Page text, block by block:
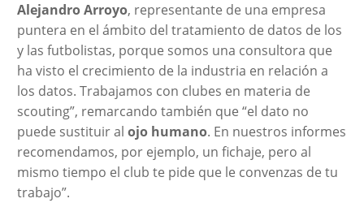
Alejandro Arroyo, representante de una empresa
puntera en el ámbito del tratamiento de datos de los
y las futbolistas, porque somos una consultora que
ha visto el crecimiento de la industria en relación a
los datos. Trabajamos con clubes en materia de
scouting”, remarcando también que “el dato no
puede sustituir al ojo humano. En nuestros informes
recomendamos, por ejemplo, un fichaje, pero al
mismo tiempo el club te pide que le convenzas de tu
trabajo”.